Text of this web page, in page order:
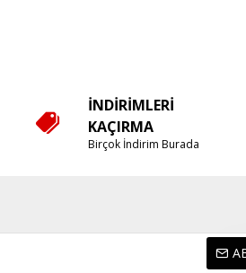
İNDIRIMLERI
KAÇIRMA
Birçok İndirim Burada